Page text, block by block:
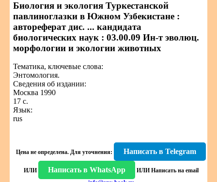
Биология и экология Туркестанской
павлиноглазки в Южном Узбекистане :
автореферат дис. ... кандидата
биологических наук : 03.00.09 Ин-т эволюц.
морфологии и экологии животных
Тематика, ключевые слова:
Энтомология.
Сведения об издании:
Москва 1990
17 с.
Язык:
rus
Цена не определена. Для уточнения: Написать в Telegram
ИЛИ Написать в WhatsApp ИЛИ Написать на email